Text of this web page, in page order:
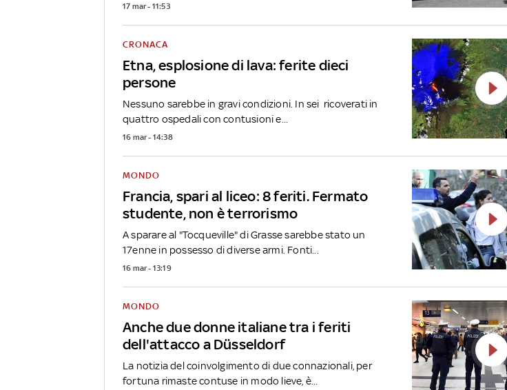
17 mar - 11:53
Etna, esplosione di lava: ferite dieci
persone
CRONACA
Nessuno sarebbe in gravi condizioni. In sei ricoverati in
quattro ospedali con contusioni e...
16 mar - 14:38
Francia, spari al liceo: 8 feriti. Fermato
studente, non è terrorismo
MONDO
A sparare al "Tocqueville" di Grasse sarebbe stato un
17enne in possesso di diverse armi. Fonti...
16 mar - 13:19
Anche due donne italiane tra i feriti
dell'attacco a Düsseldorf
MONDO
La notizia del coinvolgimento di due connazionali, per
fortuna rimaste contuse in modo lieve, è...